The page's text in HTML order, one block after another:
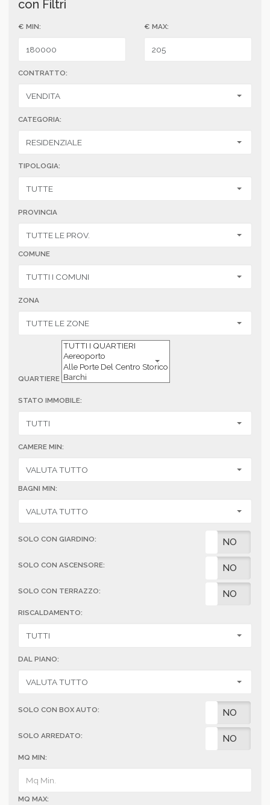
con Filtri
€ MIN: € MAX:
CONTRATTO:
CATEGORIA:
TIPOLOGIA:
PROVINCIA
COMUNE
ZONA
QUARTIERE
STATO IMMOBILE:
CAMERE MIN:
BAGNI MIN:
SOLO CON GIARDINO: NO
SOLO CON ASCENSORE: NO
SOLO CON TERRAZZO: NO
RISCALDAMENTO:
DAL PIANO:
SOLO CON BOX AUTO: NO
SOLO ARREDATO: NO
MQ MIN:
MQ MAX: